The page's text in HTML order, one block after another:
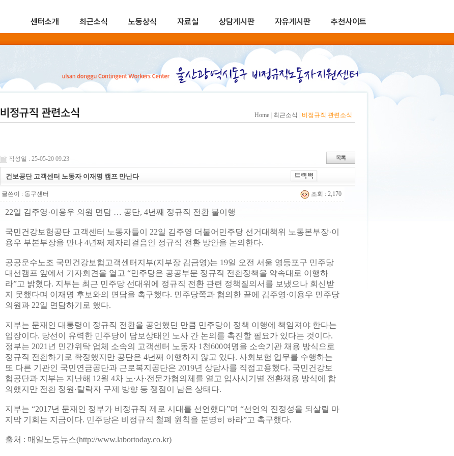
센터소개 최근소식 노동상식 자료실 상담게시판 자유게시판 추천사이트
비정규직 관련소식 Home 최근소식 비정규직 관련소식
작성일 : 25-05-20 09:23
건보공단 고객센터 노동자 이재명 캠프 만난다
글쓴이 : 동구센터 조회 : 2,170
22일 김주영·이용우 의원 면담 … 공단, 4년째 정규직 전환 불이행
국민건강보험공단 고객센터 노동자들이 22일 김주영 더불어민주당 선거대책위 노동본부장·이
용우 부본부장을 만나 4년째 제자리걸음인 정규직 전환 방안을 논의한다.
공공운수노조 국민건강보험고객센터지부(지부장 김금영)는 19일 오전 서울 영등포구 민주당
대선캠프 앞에서 기자회견을 열고 “민주당은 공공부문 정규직 전환정책을 약속대로 이행하
라”고 밝혔다. 지부는 최근 민주당 선대위에 정규직 전환 관련 정책질의서를 보냈으나 회신받
지 못했다며 이재명 후보와의 면담을 촉구했다. 민주당쪽과 협의한 끝에 김주영·이용우 민주당
의원과 22일 면담하기로 했다.
지부는 문재인 대통령이 정규직 전환을 공언했던 만큼 민주당이 정책 이행에 책임져야 한다는
입장이다. 당선이 유력한 민주당이 답보상태인 노사 간 논의를 촉진할 필요가 있다는 것이다.
정부는 2021년 민간위탁 업체 소속의 고객센터 노동자 1천600여명을 소속기관 채용 방식으로
정규직 전환하기로 확정했지만 공단은 4년째 이행하지 않고 있다. 사회보험 업무를 수행하는
또 다른 기관인 국민연금공단과 근로복지공단은 2019년 상담사를 직접고용했다. 국민건강보
험공단과 지부는 지난해 12월 4차 노·사·전문가협의체를 열고 입사시기별 전환채용 방식에 합
의했지만 전환 정원·탈락자 구제 방향 등 쟁점이 남은 상태다.
지부는 “2017년 문재인 정부가 비정규직 제로 시대를 선언했다”며 “선언의 진정성을 되살릴 마
지막 기회는 지금이다. 민주당은 비정규직 철폐 원칙을 분명히 하라”고 촉구했다.
출처 : 매일노동뉴스(http://www.labortoday.co.kr)